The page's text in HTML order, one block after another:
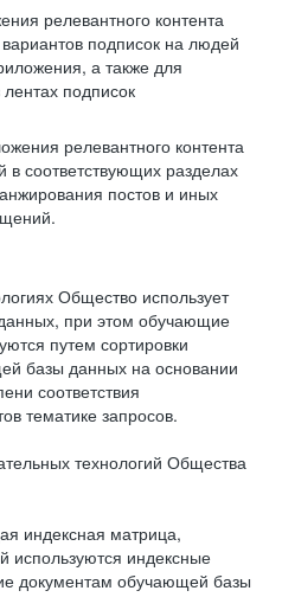
релевантного контента
подписок на людей
а также для
подписок
релевантного контента
в соответствующих разделах
постов и иных
Общество использует
при этом обучающие
путем сортировки
базы данных на основании
соответствия
тематике запросов.
технологий Общества
индексная матрица,
используются индексные
документам обучающей базы